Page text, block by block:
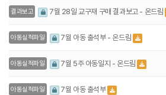
결과보고 7월 28일 교구재 구매 결과보고 - 온드림
아동실적파일 7월 아동 출석부 - 온드림
아동실적파일 7월 5주 아동일지 - 온드림
아동실적파일 7월 아동 출석부